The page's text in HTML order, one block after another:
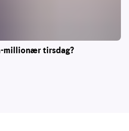
millionær tirsdag?